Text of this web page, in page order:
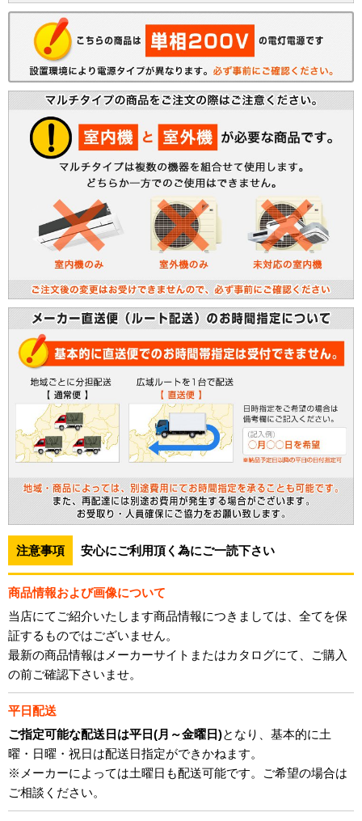
注意事項 安心にご利用頂く為にご一読下さい
商品情報および画像について
当店にてご紹介いたします商品情報につきましては、全てを保
証するものではございません。
最新の商品情報はメーカーサイトまたはカタログにて、ご購入
の前ご確認下さいませ。
平日配送
ご指定可能な配送日は平日(月～金曜日)となり、基本的に土
曜・日曜・祝日は配送日指定ができかねます。
※メーカーによっては土曜日も配送可能です。ご希望の場合は
ご相談ください。